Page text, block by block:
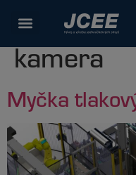
Použitá
kamera
Myčka